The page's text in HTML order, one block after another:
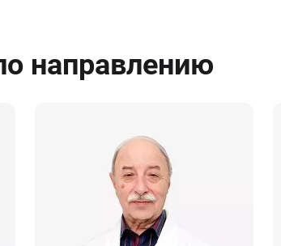
направлению